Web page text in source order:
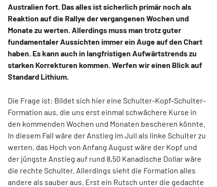
Australien fort. Das alles ist sicherlich primär noch als
Reaktion auf die Rallye der vergangenen Wochen und
Monate zu werten. Allerdings muss man trotz guter
fundamentaler Aussichten immer ein Auge auf den Chart
haben. Es kann auch in langfristigen Aufwärtstrends zu
starken Korrekturen kommen. Werfen wir einen Blick auf
Standard Lithium.
Die Frage ist: Bildet sich hier eine Schulter-Kopf-Schulter-
Formation aus, die uns erst einmal schwächere Kurse in
den kommenden Wochen und Monaten bescheren könnte.
In diesem Fall wäre der Anstieg im Juli als linke Schulter zu
werten, das Hoch von Anfang August wäre der Kopf und
der jüngste Anstieg auf rund 8,50 Kanadische Dollar wäre
die rechte Schulter. Allerdings sieht die Formation alles
andere als sauber aus. Erst ein Rutsch unter die gedachte